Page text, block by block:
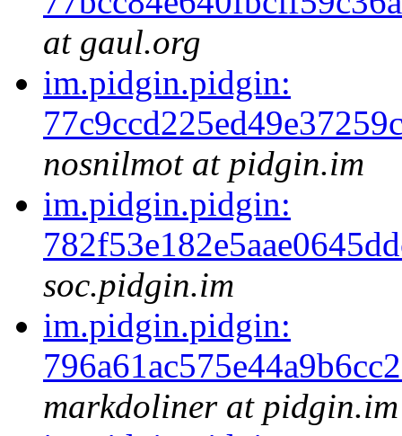
at gaul.org
im.pidgin.pidgin:
nosnilmot at pidgin.im
im.pidgin.pidgin:
soc.pidgin.im
im.pidgin.pidgin:
markdoliner at pidgin.im